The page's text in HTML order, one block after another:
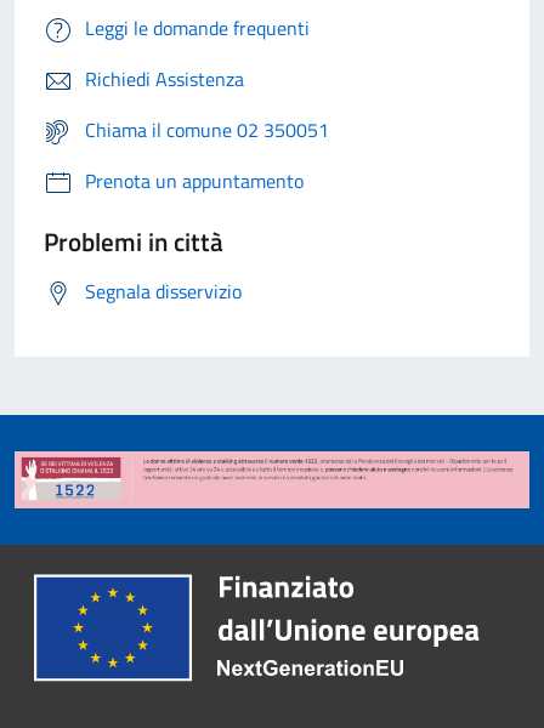
Leggi le domande frequenti
Richiedi Assistenza
Chiama il comune 02 350051
Prenota un appuntamento
Problemi in città
Segnala disservizio